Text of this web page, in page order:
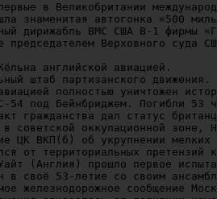
в Великобритании
знаменитая автогонка «500
дирижабль ВМС США В-1 фирмы
председателем Верховного суда
английской авиацией.
штаб партизанского движения.
полностью уничтожен
54 под Бейнбриджем. Погибли 53
гражданства дал статус
советской оккупационной зоне,
ЦК ВКП(б) об укрупнении мелких
от территориальных претензий
(Англия) прошло первое
в своё 53-летие со своим
железнодорожное сообщение